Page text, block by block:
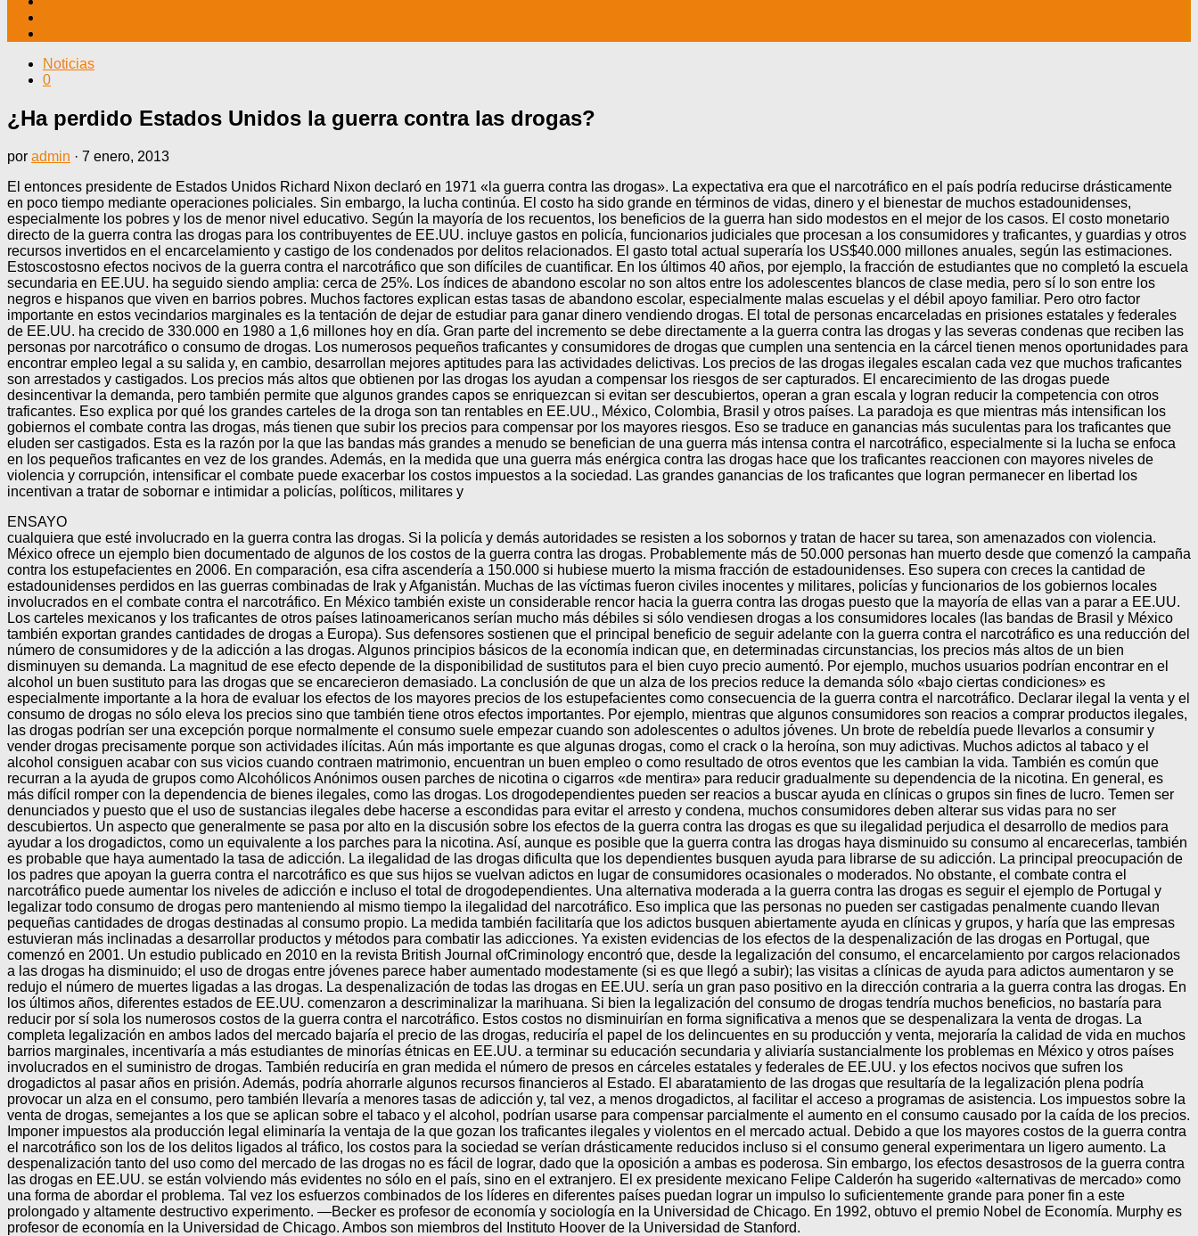
Noticias
0
¿Ha perdido Estados Unidos la guerra contra las drogas?
por admin · 7 enero, 2013
El entonces presidente de Estados Unidos Richard Nixon declaró en 1971 «la guerra contra las drogas». La expectativa era que el narcotráfico en el país podría reducirse drásticamente
en poco tiempo mediante operaciones policiales. Sin embargo, la lucha continúa. El costo ha sido grande en términos de vidas, dinero y el bienestar de muchos estadounidenses,
especialmente los pobres y los de menor nivel educativo. Según la mayoría de los recuentos, los beneficios de la guerra han sido modestos en el mejor de los casos. El costo monetario
directo de la guerra contra las drogas para los contribuyentes de EE.UU. incluye gastos en policía, funcionarios judiciales que procesan a los consumidores y traficantes, y guardias y otros
recursos invertidos en el encarcelamiento y castigo de los condenados por delitos relacionados. El gasto total actual superaría los US$40.000 millones anuales, según las estimaciones.
Estoscostosno efectos nocivos de la guerra contra el narcotráfico que son difíciles de cuantificar. En los últimos 40 años, por ejemplo, la fracción de estudiantes que no completó la escuela
secundaria en EE.UU. ha seguido siendo amplia: cerca de 25%. Los índices de abandono escolar no son altos entre los adolescentes blancos de clase media, pero sí lo son entre los
negros e hispanos que viven en barrios pobres. Muchos factores explican estas tasas de abandono escolar, especialmente malas escuelas y el débil apoyo familiar. Pero otro factor
importante en estos vecindarios marginales es la tentación de dejar de estudiar para ganar dinero vendiendo drogas. El total de personas encarceladas en prisiones estatales y federales
de EE.UU. ha crecido de 330.000 en 1980 a 1,6 millones hoy en día. Gran parte del incremento se debe directamente a la guerra contra las drogas y las severas condenas que reciben las
personas por narcotráfico o consumo de drogas. Los numerosos pequeños traficantes y consumidores de drogas que cumplen una sentencia en la cárcel tienen menos oportunidades para
encontrar empleo legal a su salida y, en cambio, desarrollan mejores aptitudes para las actividades delictivas. Los precios de las drogas ilegales escalan cada vez que muchos traficantes
son arrestados y castigados. Los precios más altos que obtienen por las drogas los ayudan a compensar los riesgos de ser capturados. El encarecimiento de las drogas puede
desincentivar la demanda, pero también permite que algunos grandes capos se enriquezcan si evitan ser descubiertos, operan a gran escala y logran reducir la competencia con otros
traficantes. Eso explica por qué los grandes carteles de la droga son tan rentables en EE.UU., México, Colombia, Brasil y otros países. La paradoja es que mientras más intensifican los
gobiernos el combate contra las drogas, más tienen que subir los precios para compensar por los mayores riesgos. Eso se traduce en ganancias más suculentas para los traficantes que
eluden ser castigados. Esta es la razón por la que las bandas más grandes a menudo se benefician de una guerra más intensa contra el narcotráfico, especialmente si la lucha se enfoca
en los pequeños traficantes en vez de los grandes. Además, en la medida que una guerra más enérgica contra las drogas hace que los traficantes reaccionen con mayores niveles de
violencia y corrupción, intensificar el combate puede exacerbar los costos impuestos a la sociedad. Las grandes ganancias de los traficantes que logran permanecer en libertad los
incentivan a tratar de sobornar e intimidar a policías, políticos, militares y
ENSAYO
cualquiera que esté involucrado en la guerra contra las drogas. Si la policía y demás autoridades se resisten a los sobornos y tratan de hacer su tarea, son amenazados con violencia.
México ofrece un ejemplo bien documentado de algunos de los costos de la guerra contra las drogas. Probablemente más de 50.000 personas han muerto desde que comenzó la campaña
contra los estupefacientes en 2006. En comparación, esa cifra ascendería a 150.000 si hubiese muerto la misma fracción de estadounidenses. Eso supera con creces la cantidad de
estadounidenses perdidos en las guerras combinadas de Irak y Afganistán. Muchas de las víctimas fueron civiles inocentes y militares, policías y funcionarios de los gobiernos locales
involucrados en el combate contra el narcotráfico. En México también existe un considerable rencor hacia la guerra contra las drogas puesto que la mayoría de ellas van a parar a EE.UU.
Los carteles mexicanos y los traficantes de otros países latinoamericanos serían mucho más débiles si sólo vendiesen drogas a los consumidores locales (las bandas de Brasil y México
también exportan grandes cantidades de drogas a Europa). Sus defensores sostienen que el principal beneficio de seguir adelante con la guerra contra el narcotráfico es una reducción del
número de consumidores y de la adicción a las drogas. Algunos principios básicos de la economía indican que, en determinadas circunstancias, los precios más altos de un bien
disminuyen su demanda. La magnitud de ese efecto depende de la disponibilidad de sustitutos para el bien cuyo precio aumentó. Por ejemplo, muchos usuarios podrían encontrar en el
alcohol un buen sustituto para las drogas que se encarecieron demasiado. La conclusión de que un alza de los precios reduce la demanda sólo «bajo ciertas condiciones» es
especialmente importante a la hora de evaluar los efectos de los mayores precios de los estupefacientes como consecuencia de la guerra contra el narcotráfico. Declarar ilegal la venta y el
consumo de drogas no sólo eleva los precios sino que también tiene otros efectos importantes. Por ejemplo, mientras que algunos consumidores son reacios a comprar productos ilegales,
las drogas podrían ser una excepción porque normalmente el consumo suele empezar cuando son adolescentes o adultos jóvenes. Un brote de rebeldía puede llevarlos a consumir y
vender drogas precisamente porque son actividades ilícitas. Aún más importante es que algunas drogas, como el crack o la heroína, son muy adictivas. Muchos adictos al tabaco y el
alcohol consiguen acabar con sus vicios cuando contraen matrimonio, encuentran un buen empleo o como resultado de otros eventos que les cambian la vida. También es común que
recurran a la ayuda de grupos como Alcohólicos Anónimos ousen parches de nicotina o cigarros «de mentira» para reducir gradualmente su dependencia de la nicotina. En general, es
más difícil romper con la dependencia de bienes ilegales, como las drogas. Los drogodependientes pueden ser reacios a buscar ayuda en clínicas o grupos sin fines de lucro. Temen ser
denunciados y puesto que el uso de sustancias ilegales debe hacerse a escondidas para evitar el arresto y condena, muchos consumidores deben alterar sus vidas para no ser
descubiertos. Un aspecto que generalmente se pasa por alto en la discusión sobre los efectos de la guerra contra las drogas es que su ilegalidad perjudica el desarrollo de medios para
ayudar a los drogadictos, como un equivalente a los parches para la nicotina. Así, aunque es posible que la guerra contra las drogas haya disminuido su consumo al encarecerlas, también
es probable que haya aumentado la tasa de adicción. La ilegalidad de las drogas dificulta que los dependientes busquen ayuda para librarse de su adicción. La principal preocupación de
los padres que apoyan la guerra contra el narcotráfico es que sus hijos se vuelvan adictos en lugar de consumidores ocasionales o moderados. No obstante, el combate contra el
narcotráfico puede aumentar los niveles de adicción e incluso el total de drogodependientes. Una alternativa moderada a la guerra contra las drogas es seguir el ejemplo de Portugal y
legalizar todo consumo de drogas pero manteniendo al mismo tiempo la ilegalidad del narcotráfico. Eso implica que las personas no pueden ser castigadas penalmente cuando llevan
pequeñas cantidades de drogas destinadas al consumo propio. La medida también facilitaría que los adictos busquen abiertamente ayuda en clínicas y grupos, y haría que las empresas
estuvieran más inclinadas a desarrollar productos y métodos para combatir las adicciones. Ya existen evidencias de los efectos de la despenalización de las drogas en Portugal, que
comenzó en 2001. Un estudio publicado en 2010 en la revista British Journal ofCriminology encontró que, desde la legalización del consumo, el encarcelamiento por cargos relacionados
a las drogas ha disminuido; el uso de drogas entre jóvenes parece haber aumentado modestamente (si es que llegó a subir); las visitas a clínicas de ayuda para adictos aumentaron y se
redujo el número de muertes ligadas a las drogas. La despenalización de todas las drogas en EE.UU. sería un gran paso positivo en la dirección contraria a la guerra contra las drogas. En
los últimos años, diferentes estados de EE.UU. comenzaron a descriminalizar la marihuana. Si bien la legalización del consumo de drogas tendría muchos beneficios, no bastaría para
reducir por sí sola los numerosos costos de la guerra contra el narcotráfico. Estos costos no disminuirían en forma significativa a menos que se despenalizara la venta de drogas. La
completa legalización en ambos lados del mercado bajaría el precio de las drogas, reduciría el papel de los delincuentes en su producción y venta, mejoraría la calidad de vida en muchos
barrios marginales, incentivaría a más estudiantes de minorías étnicas en EE.UU. a terminar su educación secundaria y aliviaría sustancialmente los problemas en México y otros países
involucrados en el suministro de drogas. También reduciría en gran medida el número de presos en cárceles estatales y federales de EE.UU. y los efectos nocivos que sufren los
drogadictos al pasar años en prisión. Además, podría ahorrarle algunos recursos financieros al Estado. El abaratamiento de las drogas que resultaría de la legalización plena podría
provocar un alza en el consumo, pero también llevaría a menores tasas de adicción y, tal vez, a menos drogadictos, al facilitar el acceso a programas de asistencia. Los impuestos sobre la
venta de drogas, semejantes a los que se aplican sobre el tabaco y el alcohol, podrían usarse para compensar parcialmente el aumento en el consumo causado por la caída de los precios.
Imponer impuestos ala producción legal eliminaría la ventaja de la que gozan los traficantes ilegales y violentos en el mercado actual. Debido a que los mayores costos de la guerra contra
el narcotráfico son los de los delitos ligados al tráfico, los costos para la sociedad se verían drásticamente reducidos incluso si el consumo general experimentara un ligero aumento. La
despenalización tanto del uso como del mercado de las drogas no es fácil de lograr, dado que la oposición a ambas es poderosa. Sin embargo, los efectos desastrosos de la guerra contra
las drogas en EE.UU. se están volviendo más evidentes no sólo en el país, sino en el extranjero. El ex presidente mexicano Felipe Calderón ha sugerido «alternativas de mercado» como
una forma de abordar el problema. Tal vez los esfuerzos combinados de los líderes en diferentes países puedan lograr un impulso lo suficientemente grande para poner fin a este
prolongado y altamente destructivo experimento. —Becker es profesor de economía y sociología en la Universidad de Chicago. En 1992, obtuvo el premio Nobel de Economía. Murphy es
profesor de economía en la Universidad de Chicago. Ambos son miembros del Instituto Hoover de la Universidad de Stanford.